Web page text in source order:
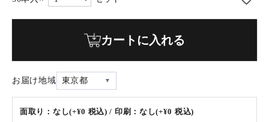
カートに入れる
お届け地域 東京都
面取り：なし(+¥0 税込) / 印刷：なし(+¥0 税込)